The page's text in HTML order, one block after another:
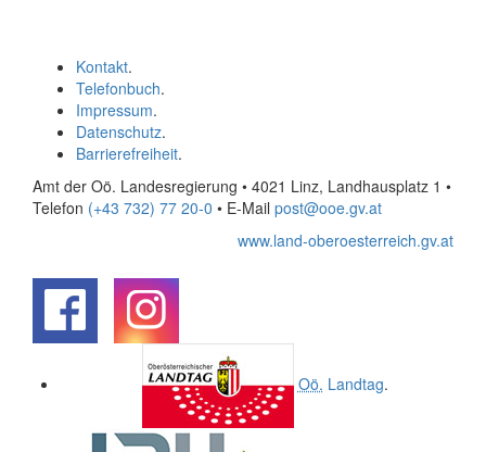
Kontakt.
Telefonbuch.
Impressum.
Datenschutz.
Barrierefreiheit.
Amt der Oö. Landesregierung • 4021 Linz, Landhausplatz 1 •
Telefon (+43 732) 77 20-0 • E-Mail post@ooe.gv.at
www.land-oberoesterreich.gv.at
Oö. Landtag.